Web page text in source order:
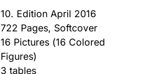
10. Edition April 2016
722 Pages, Softcover
16 Pictures (16 Colored
Figures)
3 tables